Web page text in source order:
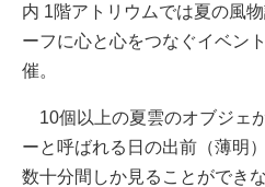
内 1階アトリウムでは夏の風
ーフに心と心をつなぐイベン
催。
10個以上の夏雲のオブジェ
ーと呼ばれる日の出前（薄明
数十分間しか見ることができ